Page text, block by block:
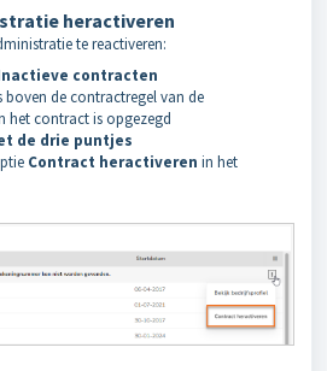
heractiveren
te reactiveren:
contracten
boven de contractregel van de
het contract is opgezegd
de drie puntjes
Contract heractiveren in het